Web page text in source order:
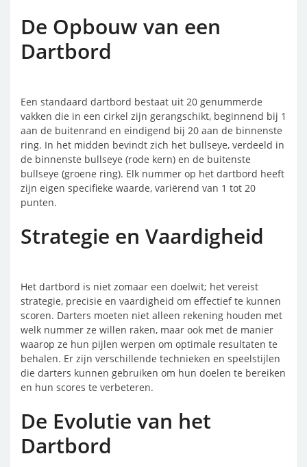
De Opbouw van een
Dartbord
Een standaard dartbord bestaat uit 20 genummerde
vakken die in een cirkel zijn gerangschikt, beginnend bij 1
aan de buitenrand en eindigend bij 20 aan de binnenste
ring. In het midden bevindt zich het bullseye, verdeeld in
de binnenste bullseye (rode kern) en de buitenste
bullseye (groene ring). Elk nummer op het dartbord heeft
zijn eigen specifieke waarde, variërend van 1 tot 20
punten.
Strategie en Vaardigheid
Het dartbord is niet zomaar een doelwit; het vereist
strategie, precisie en vaardigheid om effectief te kunnen
scoren. Darters moeten niet alleen rekening houden met
welk nummer ze willen raken, maar ook met de manier
waarop ze hun pijlen werpen om optimale resultaten te
behalen. Er zijn verschillende technieken en speelstijlen
die darters kunnen gebruiken om hun doelen te bereiken
en hun scores te verbeteren.
De Evolutie van het
Dartbord